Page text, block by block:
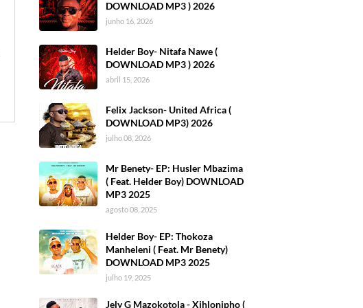
DOWNLOAD MP3 ) 2026
junho 16, 2026
Helder Boy- Nitafa Nawe (
DOWNLOAD MP3 ) 2026
abril 15, 2026
Felix Jackson- United Africa (
DOWNLOAD MP3) 2026
julho 08, 2026
Mr Benety- EP: Husler Mbazima
( Feat. Helder Boy) DOWNLOAD
MP3 2025
agosto 08, 2025
Helder Boy- EP: Thokoza
Manheleni ( Feat. Mr Benety)
DOWNLOAD MP3 2025
julho 19, 2025
Jely G Mazokotola - Xihlonipho (